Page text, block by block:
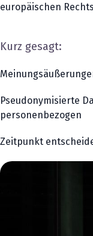
europäischen
Kurz gesagt:
Pseudonymisierte
personenbezogen
Zeitpunkt